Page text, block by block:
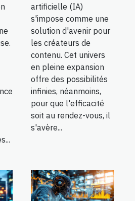
artificielle (IA)
s'impose comme une
solution d'avenir pour
les créateurs de
contenu. Cet univers
en pleine expansion
offre des possibilités
infinies, néanmoins,
pour que l'efficacité
soit au rendez-vous, il
s'avère...